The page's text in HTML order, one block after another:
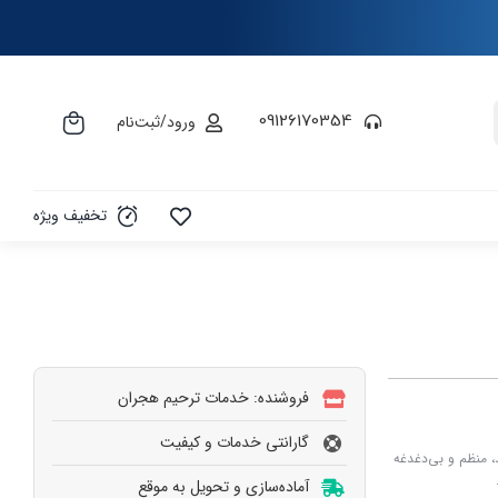
09126170354 ورود/ثبت‌نام
تخفیف ویژه
منظم و بی‌دغدغه
فروشنده: خدمات ترحیم هجران
گارانتی خدمات و کیفیت
آماده‌سازی و تحویل به‌ موقع